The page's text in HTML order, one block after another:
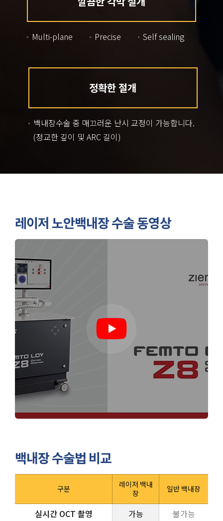
Multi-plane Precise Self sealing
정확한 절개
백내장수술 중 매끄러운 난시 교정이 가능합니다.
(정교한 깊이 및 ARC 길이)
레이저 노안백내장 수술 동영상
백내장 수술법 비교
구분
레이저 백내
장
일반 백내장
실시간 OCT 촬영 가능 불가능